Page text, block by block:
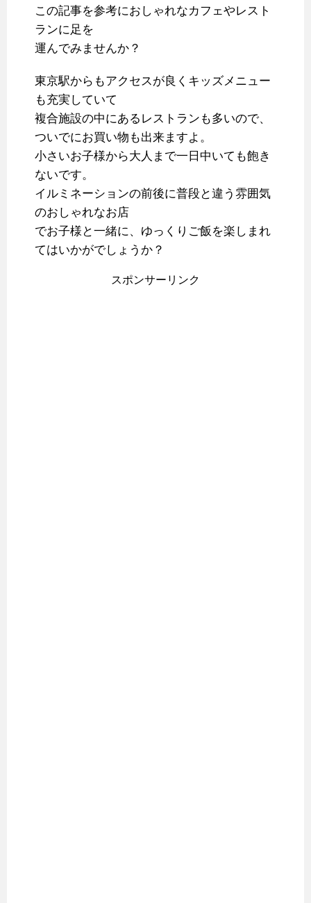
この記事を参考におしゃれなカフェやレスト
ランに足を
運んでみませんか？
東京駅からもアクセスが良くキッズメニュー
も充実していて
複合施設の中にあるレストランも多いので、
ついでにお買い物も出来ますよ。
小さいお子様から大人まで一日中いても飽き
ないです。
イルミネーションの前後に普段と違う雰囲気
のおしゃれなお店
でお子様と一緒に、ゆっくりご飯を楽しまれ
てはいかがでしょうか？
スポンサーリンク